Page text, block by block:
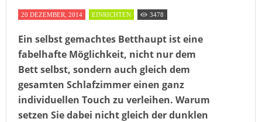
20 DEZEMBER, 2014 EINRICHTEN 3478
Ein selbst gemachtes Betthaupt ist eine
fabelhafte Möglichkeit, nicht nur dem
Bett selbst, sondern auch gleich dem
gesamten Schlafzimmer einen ganz
individuellen Touch zu verleihen. Warum
setzen Sie dabei nicht gleich der dunklen